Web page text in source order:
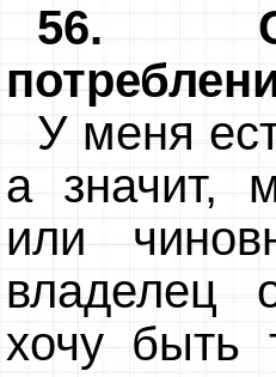
56.
У меня
а значит,
или
владелец
хочу быть